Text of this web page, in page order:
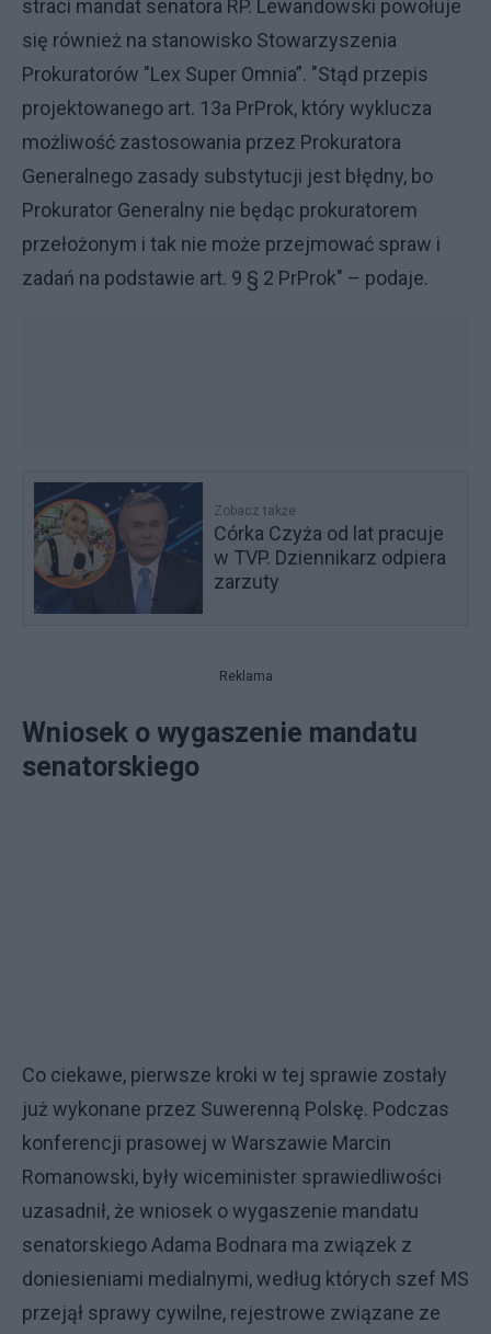
straci mandat senatora RP. Lewandowski powołuje
się również na stanowisko Stowarzyszenia
Prokuratorów "Lex Super Omnia”. "Stąd przepis
projektowanego art. 13a PrProk, który wyklucza
możliwość zastosowania przez Prokuratora
Generalnego zasady substytucji jest błędny, bo
Prokurator Generalny nie będąc prokuratorem
przełożonym i tak nie może przejmować spraw i
zadań na podstawie art. 9 § 2 PrProk" – podaje.
Zobacz także
Córka Czyża od lat pracuje
w TVP. Dziennikarz odpiera
zarzuty
Reklama
Wniosek o wygaszenie mandatu
senatorskiego
Co ciekawe, pierwsze kroki w tej sprawie zostały
już wykonane przez Suwerenną Polskę. Podczas
konferencji prasowej w Warszawie Marcin
Romanowski, były wiceminister sprawiedliwości
uzasadnił, że wniosek o wygaszenie mandatu
senatorskiego Adama Bodnara ma związek z
doniesieniami medialnymi, według których szef MS
przejął sprawy cywilne, rejestrowe związane ze